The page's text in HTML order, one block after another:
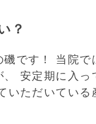
？
です！ 当院
安定期に入っ
いただいてい